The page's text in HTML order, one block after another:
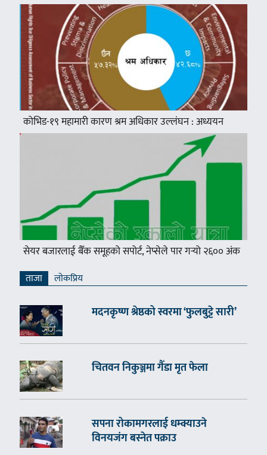
कोभिड-१९ महामारी कारण श्रम अधिकार उल्लंघन : अध्ययन
सेयर बजारलाई बैँक समूहको सपोर्ट, नेप्सेले पार गर्‍यो २६०० अंक
ताजा लाेकप्रिय
मदनकृष्ण श्रेष्ठको स्वरमा ‘फुलबुट्टे सारी’
चितवन निकुञ्जमा गैँडा मृत फेला
सपना रोकामगरलाई धम्क्याउने
विनयजंग बस्नेत पक्राउ